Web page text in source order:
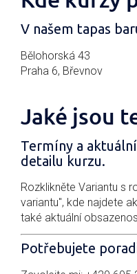
V našem tapas
Bělohorská 43
Praha 6, Břevnov
Jaké jsou
Termíny a
detailu kurzu.
Rozklikněte Variantu s
variantu", kde najdete
také aktuální
Potřebujete